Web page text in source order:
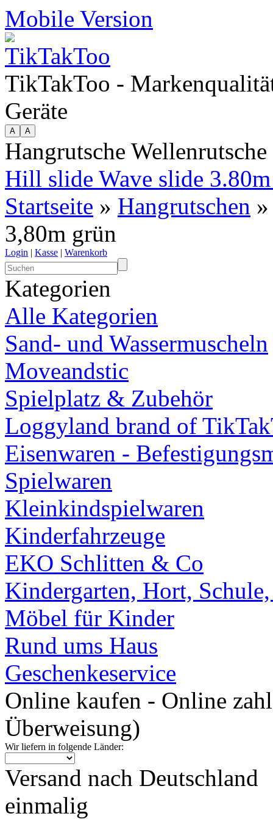
Mobile Version
TikTakToo -
Geräte
Hangrutsche
Hill slide Wave slide
Startseite » Hangrutschen
3,80m grün
Login | Kasse | Warenkorb
Kategorien
Alle Kategorien
Sand- und Wassermuscheln
Moveandstic
Spielplatz & Zubehör
Loggyland brand of
Eisenwaren -
Spielwaren
Kleinkindspielwaren
Kinderfahrzeuge
EKO Schlitten & Co
Kindergarten, Hort,
Möbel für Kinder
Rund ums Haus
Geschenkeservice
Online kaufen - Online
Überweisung)
Wir liefern in folgende Länder:
Versand nach Deutschland
einmalig